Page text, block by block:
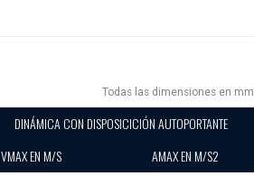
Todas las dimensiones en mm
DINÁMICA CON DISPOSICICIÓN AUTOPORTANTE
VMAX EN M/S
AMAX EN M/S2